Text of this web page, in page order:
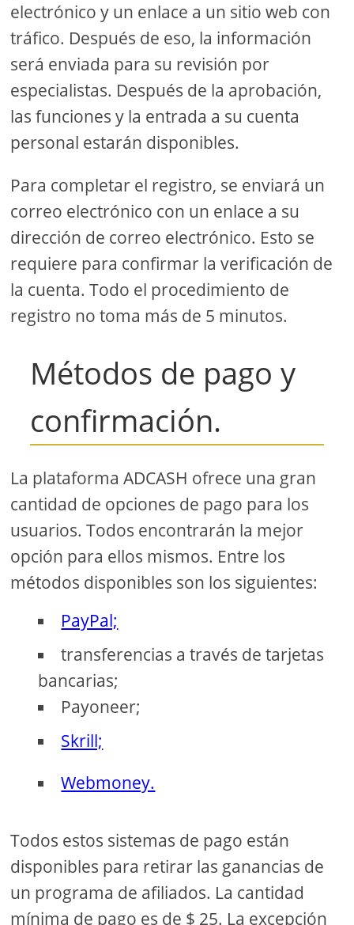
electrónico y un enlace a un sitio web con
tráfico. Después de eso, la información
será enviada para su revisión por
especialistas. Después de la aprobación,
las funciones y la entrada a su cuenta
personal estarán disponibles.
Para completar el registro, se enviará un
correo electrónico con un enlace a su
dirección de correo electrónico. Esto se
requiere para confirmar la verificación de
la cuenta. Todo el procedimiento de
registro no toma más de 5 minutos.
Métodos de pago y
confirmación.
La plataforma ADCASH ofrece una gran
cantidad de opciones de pago para los
usuarios. Todos encontrarán la mejor
opción para ellos mismos. Entre los
métodos disponibles son los siguientes:
PayPal;
transferencias a través de tarjetas
bancarias;
Payoneer;
Skrill;
Webmoney.
Todos estos sistemas de pago están
disponibles para retirar las ganancias de
un programa de afiliados. La cantidad
mínima de pago es de $ 25. La excepción